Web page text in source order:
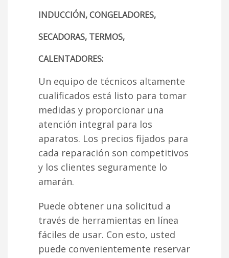
INDUCCIÓN, CONGELADORES,
SECADORAS, TERMOS,
CALENTADORES:
Un equipo de técnicos altamente
cualificados está listo para tomar
medidas y proporcionar una
atención integral para los
aparatos. Los precios fijados para
cada reparación son competitivos
y los clientes seguramente lo
amarán.
Puede obtener una solicitud a
través de herramientas en línea
fáciles de usar. Con esto, usted
puede convenientemente reservar